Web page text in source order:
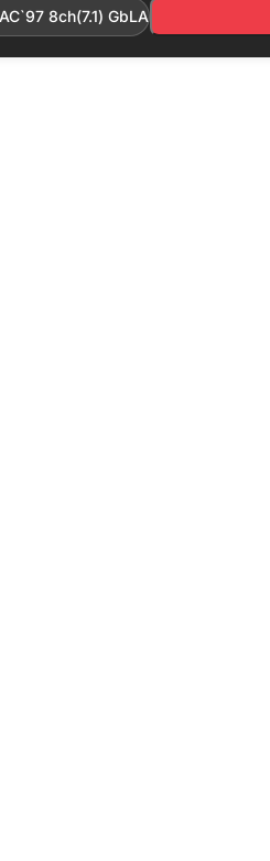
8ch(7.1) GbLAN+VGA+HDMI}
скорость сайта, чтобы быть